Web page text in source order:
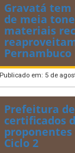
Gravatá tem
de meia
materiais
Pernambuco
Publicado em: 5 de
Prefeitura
certificados
Ciclo 2